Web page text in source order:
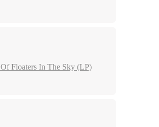
Floaters In The Sky (LP)